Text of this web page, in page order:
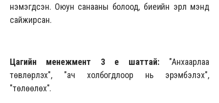
нэмэгдсэн. Оюун санааны болоод, биеийн эрүүл мэнд
сайжирсан.
Цагийн менежмент 3 үе шаттай:"Анхаарлаа
төвлөрүүлэх", "ач холбогдлоор нь эрэмбэлэх",
"төлөөлөх".